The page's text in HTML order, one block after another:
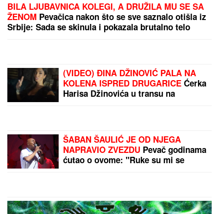
BILA LJUBAVNICA KOLEGI, A DRUŽILA MU SE SA
ŽENOM Pevačica nakon što se sve saznalo otišla iz
Srbije: Sada se skinula i pokazala brutalno telo
(VIDEO) ĐINA DŽINOVIĆ PALA NA
KOLENA ISPRED DRUGARICE Ćerka
Harisa Džinovića u transu na
ŠABAN ŠAULIĆ JE OD NJEGA
NAPRAVIO ZVEZDU Pevač godinama
ćutao o ovome: "Ruke su mi se